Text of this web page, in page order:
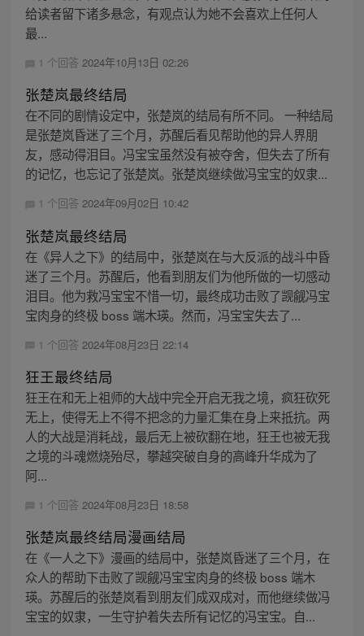
给读者留下诸多悬念，有观点认为她不会喜欢上任何人
最...
1 个回答 2024年10月13日 02:26
张楚岚最终结局
在不同的剧情设定中，张楚岚的结局有所不同。 一种结局
是张楚岚昏迷了三个月，苏醒后看见帮助他的异人界朋
友，感动得泪目。冯宝宝虽然没有被夺舍，但失去了所有
的记忆，也忘记了张楚岚。张楚岚继续做冯宝宝的奴隶...
1 个回答 2024年09月02日 10:42
张楚岚最终结局
在《异人之下》的结局中，张楚岚在与大反派的战斗中昏
迷了三个月。苏醒后，他看到朋友们为他所做的一切感动
泪目。他为救冯宝宝不惜一切，最终成功击败了觊觎冯宝
宝肉身的终极 boss 端木瑛。然而，冯宝宝失去了...
1 个回答 2024年08月23日 22:14
狂王最终结局
狂王在和无上祖师的大战中完全开启无我之境，疯狂砍死
无上，使得无上不得不把念的力量汇集在身上来抵抗。两
人的大战是消耗战，最后无上被砍翻在地，狂王也被无我
之境的斗魂燃烧殆尽，攀越突破自身的高峰升华成为了
阿...
1 个回答 2024年08月23日 18:58
张楚岚最终结局漫画结局
在《一人之下》漫画的结局中，张楚岚昏迷了三个月，在
众人的帮助下击败了觊觎冯宝宝肉身的终极 boss 端木
瑛。苏醒后的张楚岚看到朋友们成双成对，而他继续做冯
宝宝的奴隶，一生守护着失去所有记忆的冯宝宝。自...